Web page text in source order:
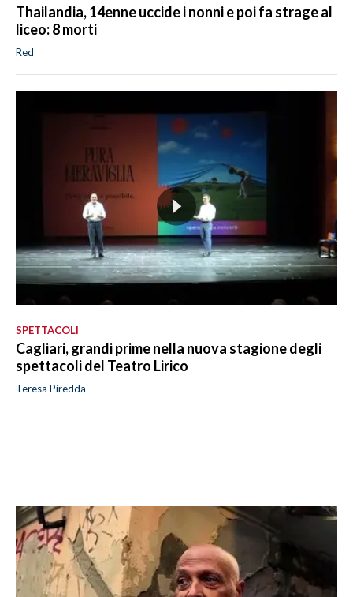
Thailandia, 14enne uccide i nonni e poi fa strage al
liceo: 8 morti
Red
SPETTACOLI
Cagliari, grandi prime nella nuova stagione degli
spettacoli del Teatro Lirico
Teresa Piredda